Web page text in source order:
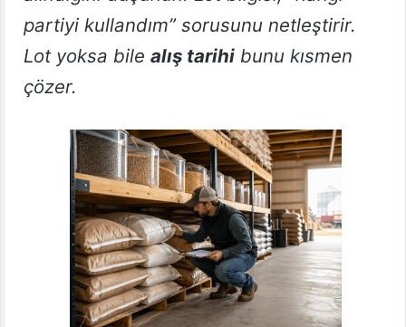
partiyi kullandım” sorusunu netleştirir.
Lot yoksa bile alış tarihi bunu kısmen
çözer.